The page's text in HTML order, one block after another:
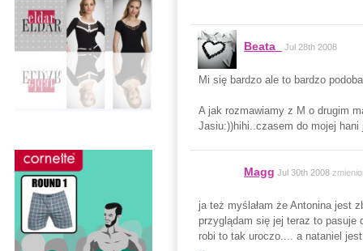
Beata_ Jul 28th 2008
Mi się bardzo ale to bardzo
A jak rozmawiamy z M o drugim
Jasiu:))hihi..czasem do mojej
Magg Jul 30th 2008
ja też myślałam że Antonina jest
przyglądam się jej teraz to pasuje
robi to tak uroczo.... a nataniel